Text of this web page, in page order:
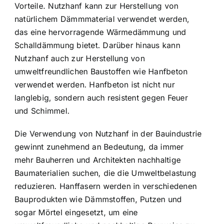
Vorteile. Nutzhanf kann zur Herstellung von
natürlichem Dämmmaterial verwendet werden,
das eine hervorragende Wärmedämmung und
Schalldämmung bietet. Darüber hinaus kann
Nutzhanf auch zur Herstellung von
umweltfreundlichen Baustoffen wie Hanfbeton
verwendet werden. Hanfbeton ist nicht nur
langlebig, sondern auch resistent gegen Feuer
und Schimmel.
Die Verwendung von Nutzhanf in der Bauindustrie
gewinnt zunehmend an Bedeutung, da immer
mehr Bauherren und Architekten nachhaltige
Baumaterialien suchen, die die Umweltbelastung
reduzieren. Hanffasern werden in verschiedenen
Bauprodukten wie Dämmstoffen, Putzen und
sogar Mörtel eingesetzt, um eine